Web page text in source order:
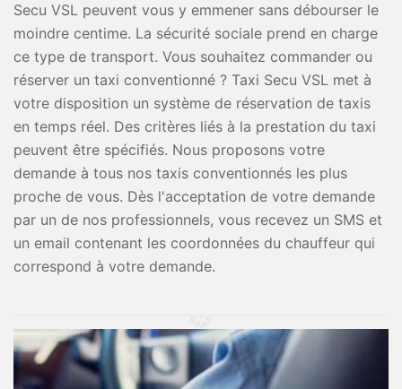
Secu VSL peuvent vous y emmener sans débourser le
moindre centime. La sécurité sociale prend en charge
ce type de transport. Vous souhaitez commander ou
réserver un taxi conventionné ? Taxi Secu VSL met à
votre disposition un système de réservation de taxis
en temps réel. Des critères liés à la prestation du taxi
peuvent être spécifiés. Nous proposons votre
demande à tous nos taxis conventionnés les plus
proche de vous. Dès l'acceptation de votre demande
par un de nos professionnels, vous recevez un SMS et
un email contenant les coordonnées du chauffeur qui
correspond à votre demande.